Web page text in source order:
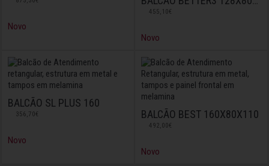
Novo
455,10€
Novo
BALCÃO SL PLUS 160
356,70€
Novo
BALCÃO BEST 160X80X110
492,00€
Novo